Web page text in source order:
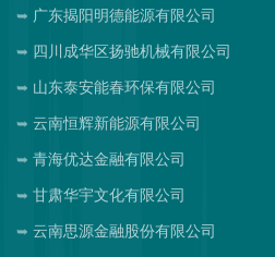
广东揭阳明德能源有限公司
四川成华区扬驰机械有限公司
山东泰安能春环保有限公司
云南恒辉新能源有限公司
青海优达金融有限公司
甘肃华宇文化有限公司
云南思源金融股份有限公司